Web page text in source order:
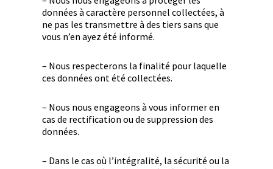
données à caractère personnel collectées, à
ne pas les transmettre à des tiers sans que
vous n’en ayez été informé.
– Nous respecterons la finalité pour laquelle
ces données ont été collectées.
– Nous nous engageons à vous informer en
cas de rectification ou de suppression des
données.
– Dans le cas où l’intégralité, la sécurité ou la